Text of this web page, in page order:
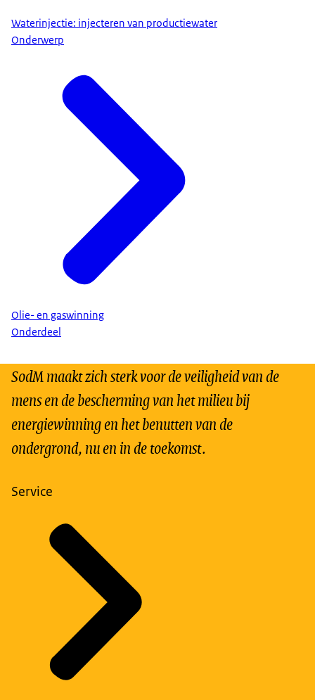
Waterinjectie: injecteren van productiewater
Onderwerp
Olie- en gaswinning
Onderdeel
SodM maakt zich sterk voor de veiligheid van de
mens en de bescherming van het milieu bij
energiewinning en het benutten van de
ondergrond, nu en in de toekomst.
Service